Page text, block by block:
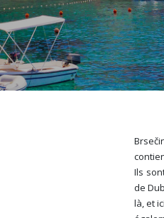
Ils
de
là, et